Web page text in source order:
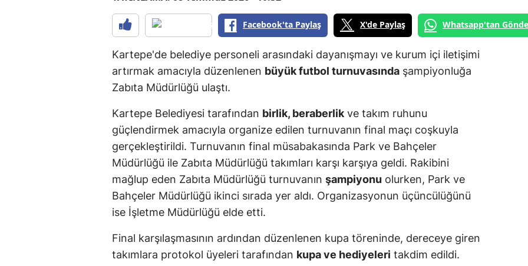
Facebook'ta Paylaş X'de Paylaş Whatsapp'tan
Kartepe'de belediye personeli arasındaki dayanışmayı ve kurum içi iletişimi
artırmak amacıyla düzenlenen büyük futbol turnuvasında şampiyonluğa
Zabıta Müdürlüğü ulaştı.
Kartepe Belediyesi tarafından birlik, beraberlik ve takım ruhunu
güçlendirmek amacıyla organize edilen turnuvanın final maçı coşkuyla
gerçekleştirildi. Turnuvanın final müsabakasında Park ve Bahçeler
Müdürlüğü ile Zabıta Müdürlüğü takımları karşı karşıya geldi. Rakibini
mağlup eden Zabıta Müdürlüğü turnuvanın şampiyonu olurken, Park ve
Bahçeler Müdürlüğü ikinci sırada yer aldı. Organizasyonun üçüncülüğünü
ise İşletme Müdürlüğü elde etti.
Final karşılaşmasının ardından düzenlenen kupa töreninde, dereceye giren
takımlara protokol üyeleri tarafından kupa ve hediyeleri takdim edildi.